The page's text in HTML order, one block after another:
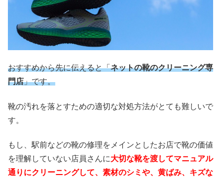
おすすめから先に伝えると「ネットの靴のクリーニング専
門店」です。
靴の汚れを落とすための適切な対処方法がとても難しいで
す。
もし、駅前などの靴の修理をメインとしたお店で靴の価値
を理解していない店員さんに大切な靴を渡してマニュアル
通りにクリーニングして、素材のシミや、黄ばみ、キズな